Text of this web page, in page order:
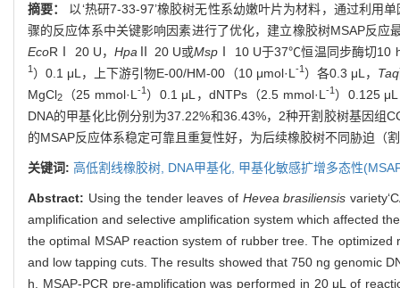
摘要： 以‘热研7-33-97’橡胶树无性系幼嫩叶片为材料，通过利用
骤的反应体系中关键影响因素进行了优化，建立橡胶树MSAP反
EcoRⅠ 20 U，Hpa Ⅱ 20 U或Msp Ⅰ 10 U于37℃恒温同步酶切10
1 ）0.1 μL，上下游引物E-00/HM-00（10 μmol·L -1 ）各0.3 μL， Taq
MgCl2 （25 mmol·L -1 ）0.1 μL，dNTPs（2.5 mmol·L -1 ）0.125
DNA的甲基化比例分别为37.22%和36.43%，2种开割胶树基因组
的MSAP反应体系稳定可靠且重复性好，为后续橡胶树不同胁迫（
关键词: 高低割线橡胶树, DNA甲基化, 甲基化敏感扩增多态性
Abstract: Using the tender leaves of Hevea brasiliensis
amplification and selective amplification system which affected
the optimal MSAP reaction system of rubber tree. The
and low tapping cuts. The results showed that 750 ng genomic
h. MSAP-PCR pre-amplification was performed in 20 μL of